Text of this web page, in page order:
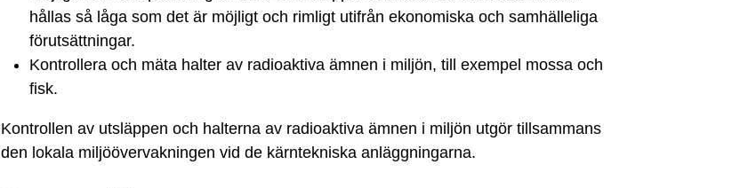
hållas så låga som det är möjligt och rimligt utifrån ekonomiska och samhälleliga
förutsättningar.
Kontrollera och mäta halter av radioaktiva ämnen i miljön, till exempel mossa och
fisk.
Kontrollen av utsläppen och halterna av radioaktiva ämnen i miljön utgör tillsammans
den lokala miljöövervakningen vid de kärntekniska anläggningarna.